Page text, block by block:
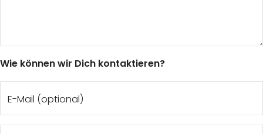
Wie können wir Dich kontaktieren?
E-Mail (optional)